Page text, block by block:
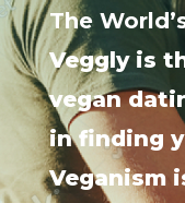
The
Veggly is
vegan
in finding
Veganism